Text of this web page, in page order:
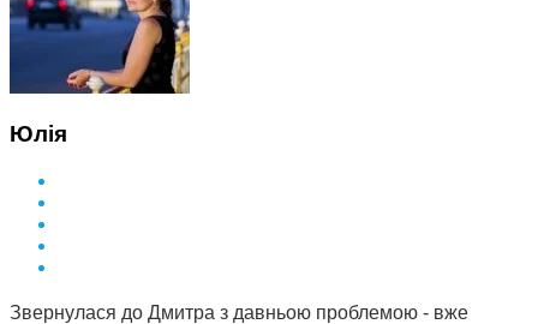
Юлія
Звернулася до Дмитра з давньою проблемою - вже